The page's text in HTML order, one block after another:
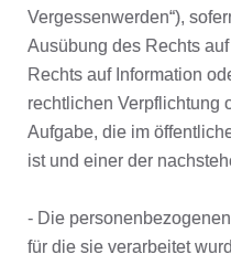
Vergessenwerden“),
Ausübung des Rechts
Rechts auf Information
rechtlichen Verpflichtung
Aufgabe, die im
ist und einer der
- Die
für die sie verarbeitet